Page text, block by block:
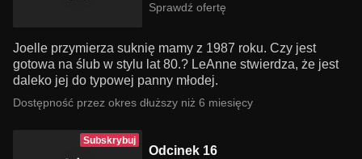
Sprawdź ofertę
Joelle przymierza suknię mamy z 1987 roku. Czy jest
gotowa na ślub w stylu lat 80.? LeAnne stwierdza, że jest
daleko jej do typowej panny młodej.
Dostępność przez okres dłuższy niż 6 miesięcy
Subskrybuj
Odcinek 16